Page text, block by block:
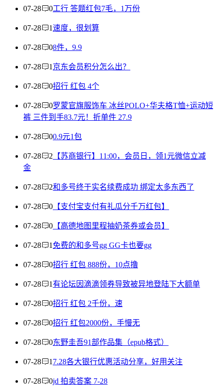
07-28 0工行 答题红包7毛，1万份
07-28 1速度，很划算
07-28 08件，9.9
07-28 1 京东会员积分怎么出？
07-28 0招行 红包 4个
07-28 0罗蒙官旗服饰车 冰丝POLO+华夫格T恤+运动短
裤 三件到手83.7元！折单件 27.9
07-28 00.9元1包
07-28 2 【苏商银行】11:00，会员日，领1元微信立减
金
07-28 2和多号终于实名续费成功 绑定太多东西了
07-28 0 【支付宝支付有礼瓜分千万红包】
07-28 0 【高德地图里程抽奶茶券或会员】
07-28 1 免费的和多号gg GG卡也要gg
07-28 0招行 红包 888份，10点撸
07-28 1有论坛因滴滴领券导致被异地登陆下大额单
07-28 0招行 红包 2千份，速
07-28 0招行 红包2000份，手慢无
07-28 0东野圭吾91部作品集（epub格式）
07-28 1 7.28各大银行优惠活动分享，好用关注
07-28 0jd 拍卖答案 7-28